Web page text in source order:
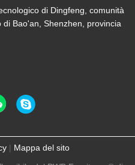
di Dingfeng, comunità
Bao'an, Shenzhen, provincia
| Mappa del sito